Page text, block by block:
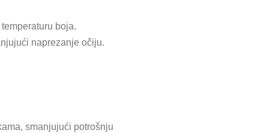
boja.
naprezanje očiju.
smanjujući potrošnju